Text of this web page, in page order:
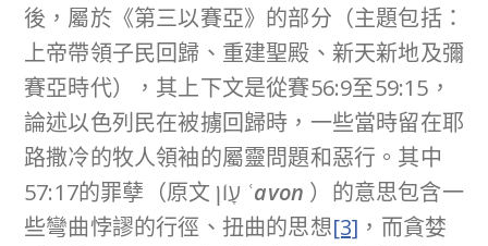
後，屬於《第三以賽亞》的部分（主題包括：
上帝帶領子民回歸、重建聖殿、新天新地及彌
賽亞時代），其上下文是從賽56:9至59:15，
論述以色列民在被擄回歸時，一些當時留在耶
路撒冷的牧人領袖的屬靈問題和惡行。其中
ʿavon ）的意思包含一
些彎曲悖謬的行徑、扭曲的思想[3] ，而貪婪